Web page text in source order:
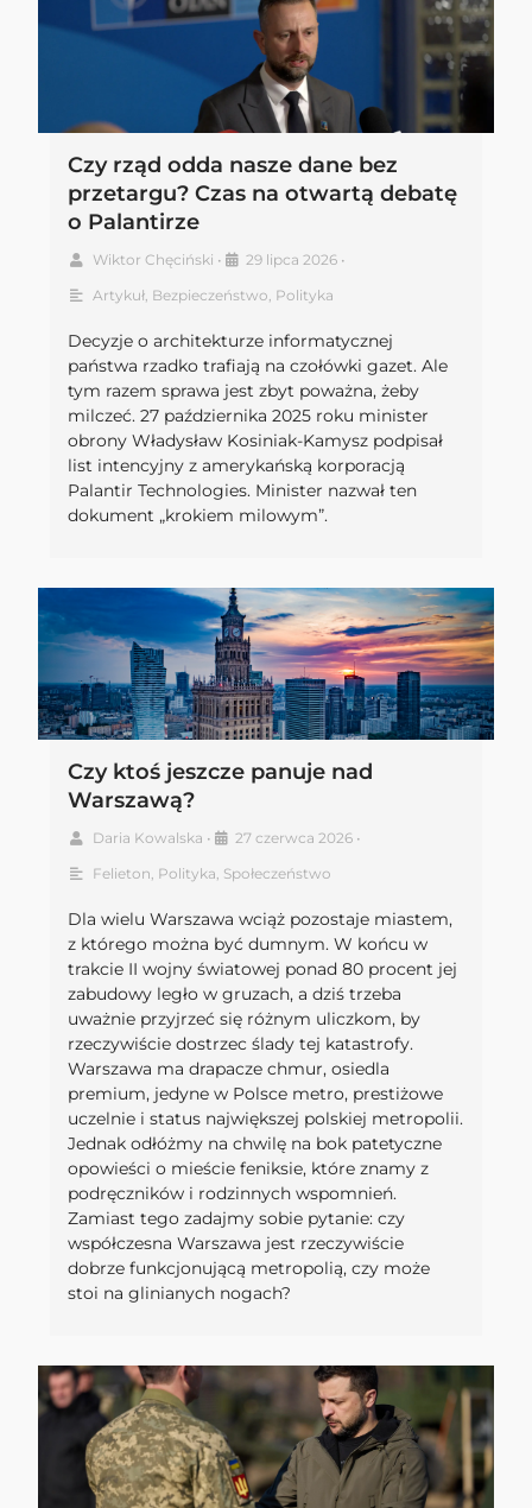
Czy rząd odda nasze dane bez
przetargu? Czas na otwartą debatę
o Palantirze
Wiktor Chęciński • 29 lipca 2026 •
Artykuł, Bezpieczeństwo, Polityka
Decyzje o architekturze informatycznej
państwa rzadko trafiają na czołówki gazet. Ale
tym razem sprawa jest zbyt poważna, żeby
milczeć. 27 października 2025 roku minister
obrony Władysław Kosiniak-Kamysz podpisał
list intencyjny z amerykańską korporacją
Palantir Technologies. Minister nazwał ten
dokument „krokiem milowym”.
Czy ktoś jeszcze panuje nad
Warszawą?
Daria Kowalska • 27 czerwca 2026 •
Felieton Polityka Społeczeństwo
Dla wielu Warszawa wciąż pozostaje miastem,
z którego można być dumnym. W końcu w
trakcie II wojny światowej ponad 80 procent jej
zabudowy legło w gruzach, a dziś trzeba
uważnie przyjrzeć się różnym uliczkom, by
rzeczywiście dostrzec ślady tej katastrofy.
Warszawa ma drapacze chmur, osiedla
premium, jedyne w Polsce metro, prestiżowe
uczelnie i status największej polskiej metropolii.
Jednak odłóżmy na chwilę na bok patetyczne
opowieści o mieście feniksie, które znamy z
podręczników i rodzinnych wspomnień.
Zamiast tego zadajmy sobie pytanie: czy
współczesna Warszawa jest rzeczywiście
dobrze funkcjonującą metropolią, czy może
stoi na glinianych nogach?